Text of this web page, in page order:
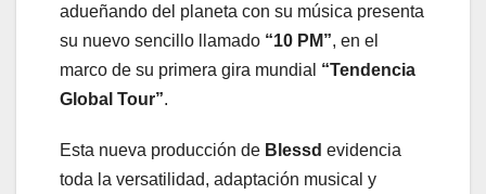
adueñando del planeta con su música presenta
su nuevo sencillo llamado “10 PM”, en el
marco de su primera gira mundial “Tendencia
Global Tour”.
Esta nueva producción de Blessd evidencia
toda la versatilidad, adaptación musical y